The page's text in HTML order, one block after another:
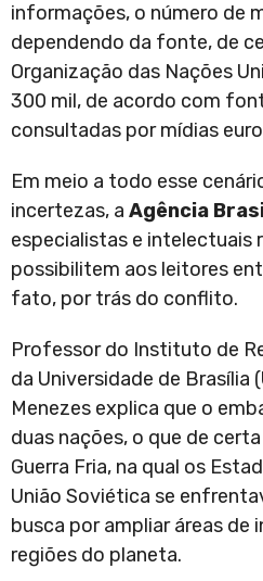
informações, o número de
dependendo da fonte, de
Organização das Nações
300 mil, de acordo com
consultadas por mídias
Em meio a todo esse
incertezas, a Agência
especialistas e intelectuais
possibilitem aos leitores
fato, por trás do conflito.
Professor do Instituto de
da Universidade de Brasília
Menezes explica que o
duas nações, o que de
Guerra Fria, na qual os
União Soviética se
busca por ampliar áreas
regiões do planeta.